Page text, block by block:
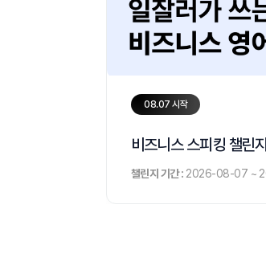
08.07 시작
비즈니스 스피킹 챌
챌린지 기간 : 2026-08-07 ~